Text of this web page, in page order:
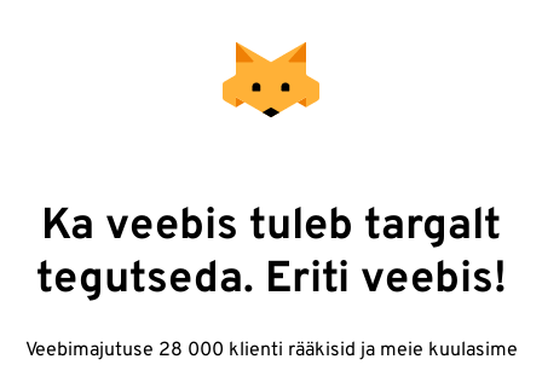
Ka veebis tuleb targalt
tegutseda. Eriti veebis!
Veebimajutuse 28 000 klienti rääkisid ja meie kuulasime